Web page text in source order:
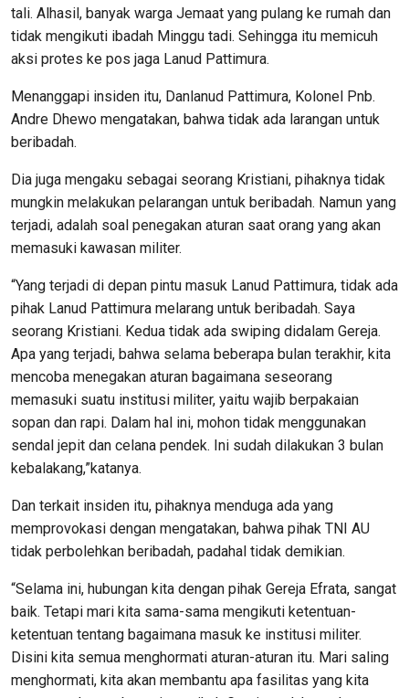
tali. Alhasil, banyak warga Jemaat yang pulang ke rumah dan
tidak mengikuti ibadah Minggu tadi. Sehingga itu memicuh
aksi protes ke pos jaga Lanud Pattimura.
Menanggapi insiden itu, Danlanud Pattimura, Kolonel Pnb.
Andre Dhewo mengatakan, bahwa tidak ada larangan untuk
beribadah.
Dia juga mengaku sebagai seorang Kristiani, pihaknya tidak
mungkin melakukan pelarangan untuk beribadah. Namun yang
terjadi, adalah soal penegakan aturan saat orang yang akan
memasuki kawasan militer.
“Yang terjadi di depan pintu masuk Lanud Pattimura, tidak ada
pihak Lanud Pattimura melarang untuk beribadah. Saya
seorang Kristiani. Kedua tidak ada swiping didalam Gereja.
Apa yang terjadi, bahwa selama beberapa bulan terakhir, kita
mencoba menegakan aturan bagaimana seseorang
memasuki suatu institusi militer, yaitu wajib berpakaian
sopan dan rapi. Dalam hal ini, mohon tidak menggunakan
sendal jepit dan celana pendek. Ini sudah dilakukan 3 bulan
kebalakang,”katanya.
Dan terkait insiden itu, pihaknya menduga ada yang
memprovokasi dengan mengatakan, bahwa pihak TNI AU
tidak perbolehkan beribadah, padahal tidak demikian.
“Selama ini, hubungan kita dengan pihak Gereja Efrata, sangat
baik. Tetapi mari kita sama-sama mengikuti ketentuan-
ketentuan tentang bagaimana masuk ke institusi militer.
Disini kita semua menghormati aturan-aturan itu. Mari saling
menghormati, kita akan membantu apa fasilitas yang kita